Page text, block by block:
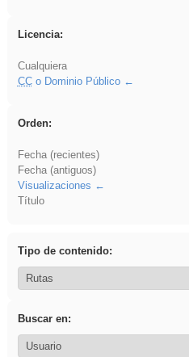
Licencia:
Cualquiera
CCo Dominio Público
Orden:
Fecha (recientes)
Fecha (antiguos)
Visualizaciones
Título
Tipo de contenido:
Buscar en: